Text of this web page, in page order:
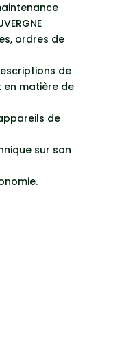
ordres de
de
en matière de
de
sur son